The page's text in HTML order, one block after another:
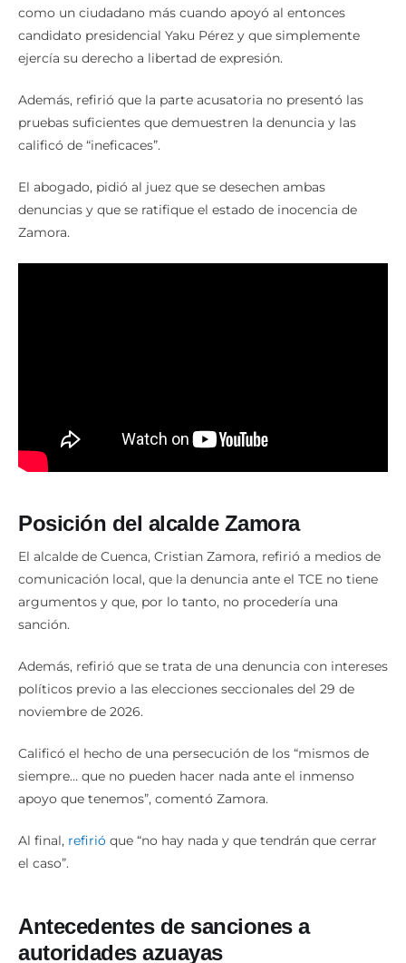
como un ciudadano más cuando apoyó al entonces
candidato presidencial Yaku Pérez y que simplemente
ejercía su derecho a libertad de expresión.
Además, refirió que la parte acusatoria no presentó las
pruebas suficientes que demuestren la denuncia y las
calificó de “ineficaces”.
El abogado, pidió al juez que se desechen ambas
denuncias y que se ratifique el estado de inocencia de
Zamora.
Posición del alcalde Zamora
El alcalde de Cuenca, Cristian Zamora, refirió a medios de
comunicación local, que la denuncia ante el TCE no tiene
argumentos y que, por lo tanto, no procedería una
sanción.
Además, refirió que se trata de una denuncia con intereses
políticos previo a las elecciones seccionales del 29 de
noviembre de 2026.
Calificó el hecho de una persecución de los “mismos de
siempre… que no pueden hacer nada ante el inmenso
apoyo que tenemos”, comentó Zamora.
Al final, refirió que “no hay nada y que tendrán que cerrar
el caso”.
Antecedentes de sanciones a
autoridades azuayas